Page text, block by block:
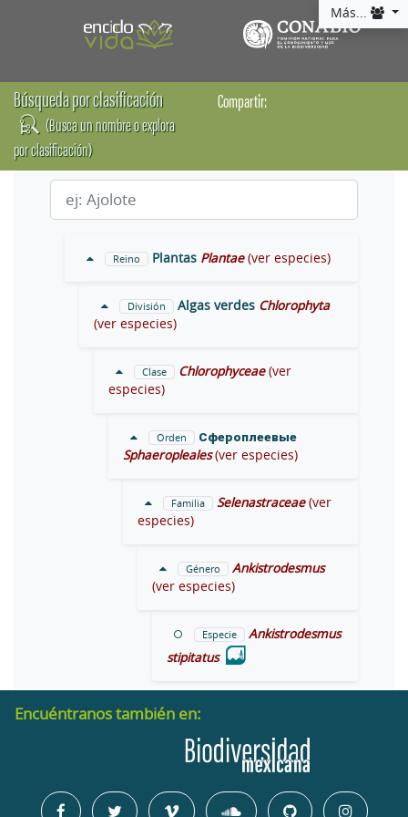
Más...
Búsqueda por clasificación
(Busca un nombre o explora
por clasificación)
Compartir:
Reino Plantas Plantae (ver especies)
División Algas verdes Chlorophyta
(ver especies)
Clase Chlorophyceae (ver
especies)
Orden
Сфероплеевые
Sphaeropleales (ver especies)
Familia Selenastraceae (ver
especies)
Género
Ankistrodesmus
(ver especies)
Especie
Ankistrodesmus
stipitatus
Encuéntranos también en: